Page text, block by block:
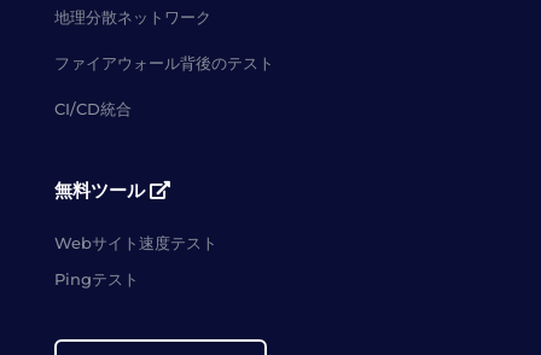
地理分散ネットワーク
ファイアウォール背後のテスト
CI/CD統合
無料ツール
Webサイト速度テスト
Pingテスト